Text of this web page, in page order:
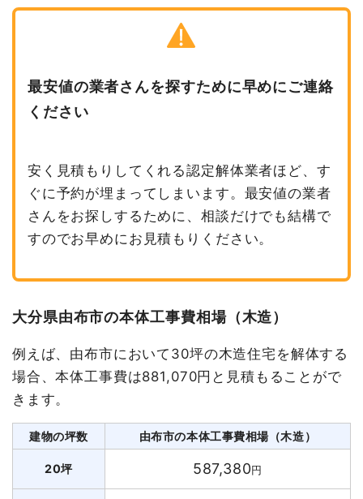
最安値の業者さんを探すために早めにご連絡
ください
安く見積もりしてくれる認定解体業者ほど、す
ぐに予約が埋まってしまいます。最安値の業者
さんをお探しするために、相談だけでも結構で
すのでお早めにお見積もりください。
大分県由布市の本体工事費相場（木造）
例えば、由布市において30坪の木造住宅を解体する
場合、本体工事費は881,070円と見積もることがで
きます。
建物の坪数 由布市の本体工事費相場（木造）
20坪 587,380円